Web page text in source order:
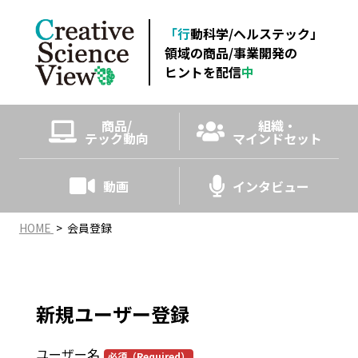
「行動科学/ヘルステック」
領域の商品/事業開発の
ヒントを配信中
商品/
テック動向
組織・
マインドセット
動画 インタビュー
HOME > 会員登録
新規ユーザー登録